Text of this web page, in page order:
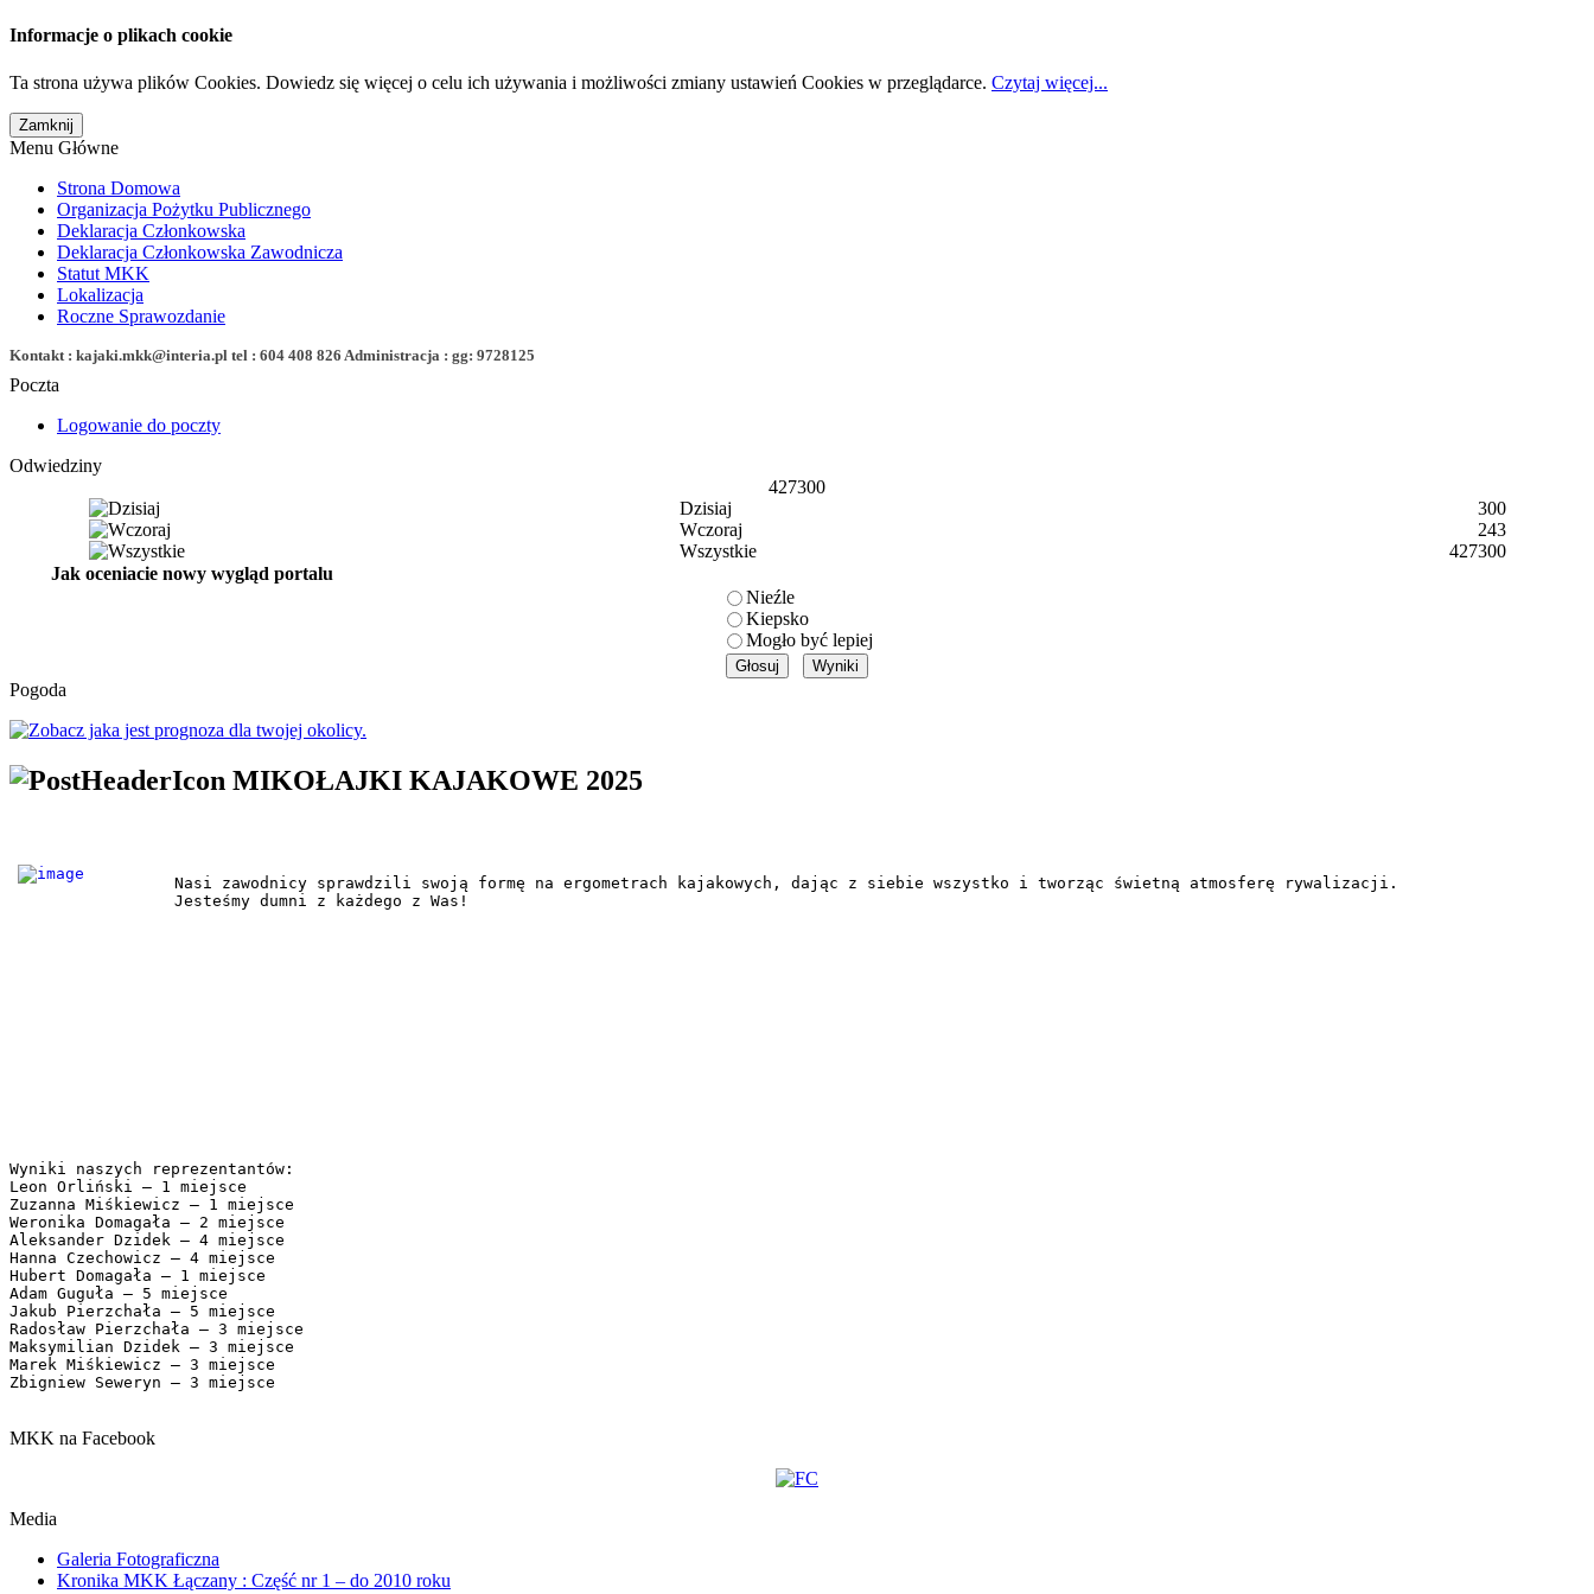
Informacje o plikach cookie
Ta strona używa plików Cookies. Dowiedz się więcej o celu ich używania i możliwości zmiany ustawień Cookies w przeglądarce. Czytaj więcej...
Menu Główne
Strona Domowa
Organizacja Pożytku Publicznego
Deklaracja Członkowska
Deklaracja Członkowska Zawodnicza
Statut MKK
Lokalizacja
Roczne Sprawozdanie
Kontakt : kajaki.mkk@interia.pl tel : 604 408 826 Administracja : gg: 9728125
Poczta
Logowanie do poczty
Odwiedziny
427300
Dzisiaj
300
Wczoraj
243
Wszystkie
427300
Jak oceniacie nowy wygląd portalu
Nieźle
Kiepsko
Mogło być lepiej
Pogoda
MIKOŁAJKI KAJAKOWE 2025
Nasi zawodnicy sprawdzili swoją formę na ergometrach kajakowych, dając z siebie wszystko i tworząc świetną atmosferę rywalizacji.
Jesteśmy dumni z każdego z Was!
Wyniki naszych reprezentantów:
Leon Orliński – 1 miejsce
Zuzanna Miśkiewicz – 1 miejsce
Weronika Domagała – 2 miejsce
Aleksander Dzidek – 4 miejsce
Hanna Czechowicz – 4 miejsce
Hubert Domagała – 1 miejsce
Adam Guguła – 5 miejsce
Jakub Pierzchała – 5 miejsce
Radosław Pierzchała – 3 miejsce
Maksymilian Dzidek – 3 miejsce
Marek Miśkiewicz – 3 miejsce
Zbigniew Seweryn – 3 miejsce
MKK na Facebook
Media
Galeria Fotograficzna
Kronika MKK Łączany : Część nr 1 – do 2010 roku